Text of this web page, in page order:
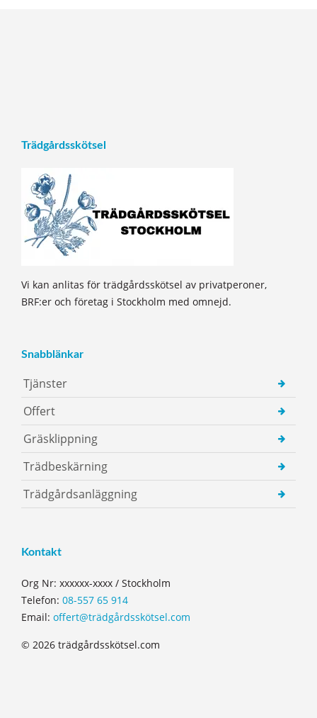
Trädgårdsskötsel
Vi kan anlitas för trädgårdsskötsel av privatperoner,
BRF:er och företag i Stockholm med omnejd.
Snabblänkar
Tjänster
Offert
Gräsklippning
Trädbeskärning
Trädgårdsanläggning
Kontakt
Org Nr: xxxxxx-xxxx / Stockholm
Telefon: 08-557 65 914
Email: offert@trädgårdsskötsel.com
© 2026 trädgårdsskötsel.com